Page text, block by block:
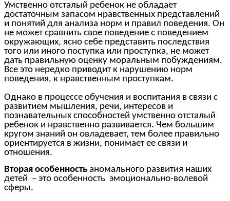
Умственно отсталый ребенок не обладает
достаточным запасом нравственных представлений
и понятий для анализа норм и правил поведения. Он
не может сравнить свое поведение с поведением
окружающих, ясно себе представить последствия
того или иного поступка или проступка, не может
дать правильную оценку моральным побуждениям.
Все это нередко приводит к нарушению норм
поведения, к нравственным проступкам.
Однако в процессе обучения и воспитания в связи с
развитием мышления, речи, интересов и
познавательных способностей умственно отсталый
ребенок и нравственно развивается. Чем большим
кругом знаний он овладевает, тем более правильно
ориентируется в жизни, понимает ее связи и
отношения.
Вторая особенность аномального развития наших
детей – это особенность эмоционально-волевой
сферы.